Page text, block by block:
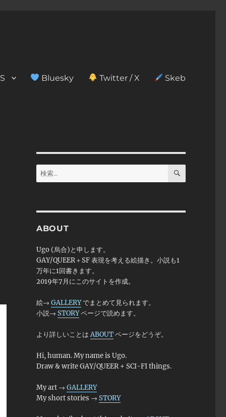
Bluesky Twitter / X Skeb
検
索:
検
ABOUT
Ugo (烏合)と申します。
GAY/QUEER＋SF 表現を考える絵描き。小説も1
万年に1回書きます。
2019年7月にこのサイトを作成。
絵→ GALLERYでまとめて見られます。
小説→ STORYページで読めます。
より詳しいことはABOUTページをどうぞ。
Hi, human. My name is Ugo.
Draw & write GAY/QUEER + SCI-FI things.
My art → GALLERY
My short stories → STORY